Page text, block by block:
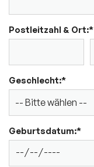
Postleitzahl & Ort:*
Geschlecht:*
Geburtsdatum:*